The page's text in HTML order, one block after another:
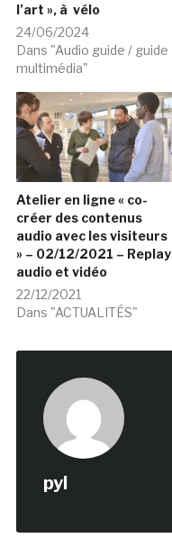
l’art », à vélo
24/06/2024
Dans "Audio guide / guide
multimédia"
Atelier en ligne « co-
créer des contenus
audio avec les visiteurs
» – 02/12/2021 – Replay
audio et vidéo
22/12/2021
Dans "ACTUALITÉS"
pyl